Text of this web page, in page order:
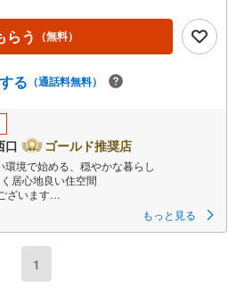
らう （無料）
る （通話料無料）
口 ゴールド推奨店
境で始める、穏やかな暮らし
居心地良い住空間
ざいます
ャンペーン」の対象になります。
する」ボタンからお問い合わせください。
インしてください。
と譲渡はできません。有効期限は付与日か
もっと見る
1